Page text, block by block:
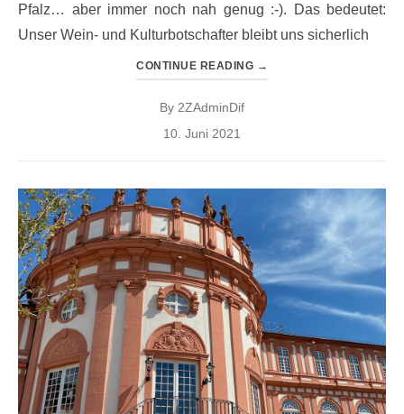
Pfalz… aber immer noch nah genug :-). Das bedeutet:
Unser Wein- und Kulturbotschafter bleibt uns sicherlich
CONTINUE READING →
By 2ZAdminDif
Posted
10. Juni 2021